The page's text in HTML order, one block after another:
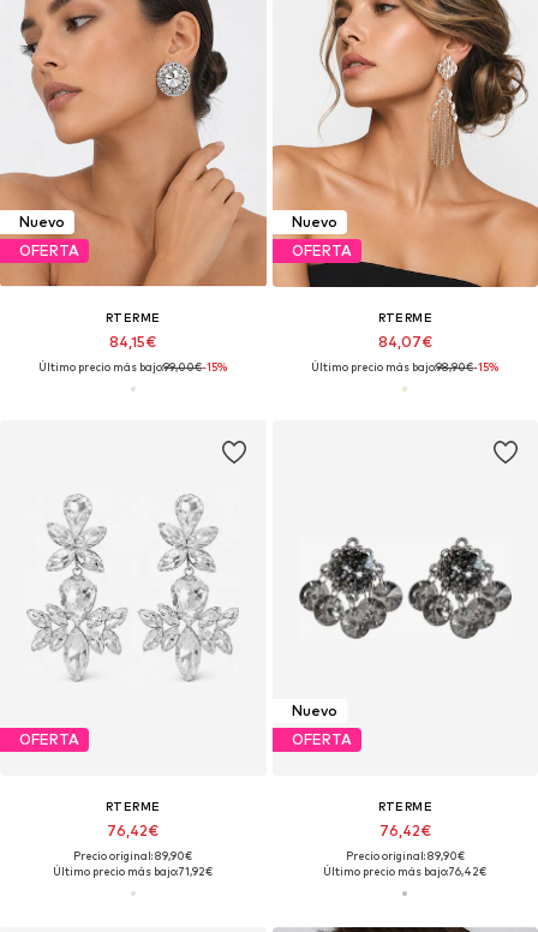
Nuevo
OFERTA
RTERME
84,15€
Último precio más bajo:99,00€-15%
Nuevo
OFERTA
RTERME
84,07€
Último precio más bajo:98,90€-15%
OFERTA
RTERME
76,42€
Precio original: 89,90€
Último precio más bajo:71,92€
Nuevo
OFERTA
RTERME
76,42€
Precio original: 89,90€
Último precio más bajo:76,42€